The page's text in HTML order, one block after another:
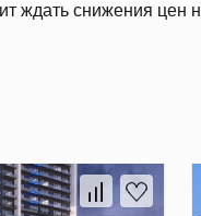
ждать снижения цен